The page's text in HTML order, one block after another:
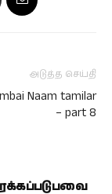
அடுத்த செய்தி
Naam tamilar
– part 8